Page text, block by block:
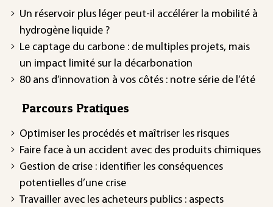
Un réservoir plus léger peut-il accélérer la mobilité à
hydrogène liquide ?
Le captage du carbone : de multiples projets, mais
un impact limité sur la décarbonation
80 ans d’innovation à vos côtés : notre série de l’été
Parcours Pratiques
Optimiser les procédés et maîtriser les risques
Faire face à un accident avec des produits chimiques
Gestion de crise : identifier les conséquences
potentielles d’une crise
Travailler avec les acheteurs publics : aspects